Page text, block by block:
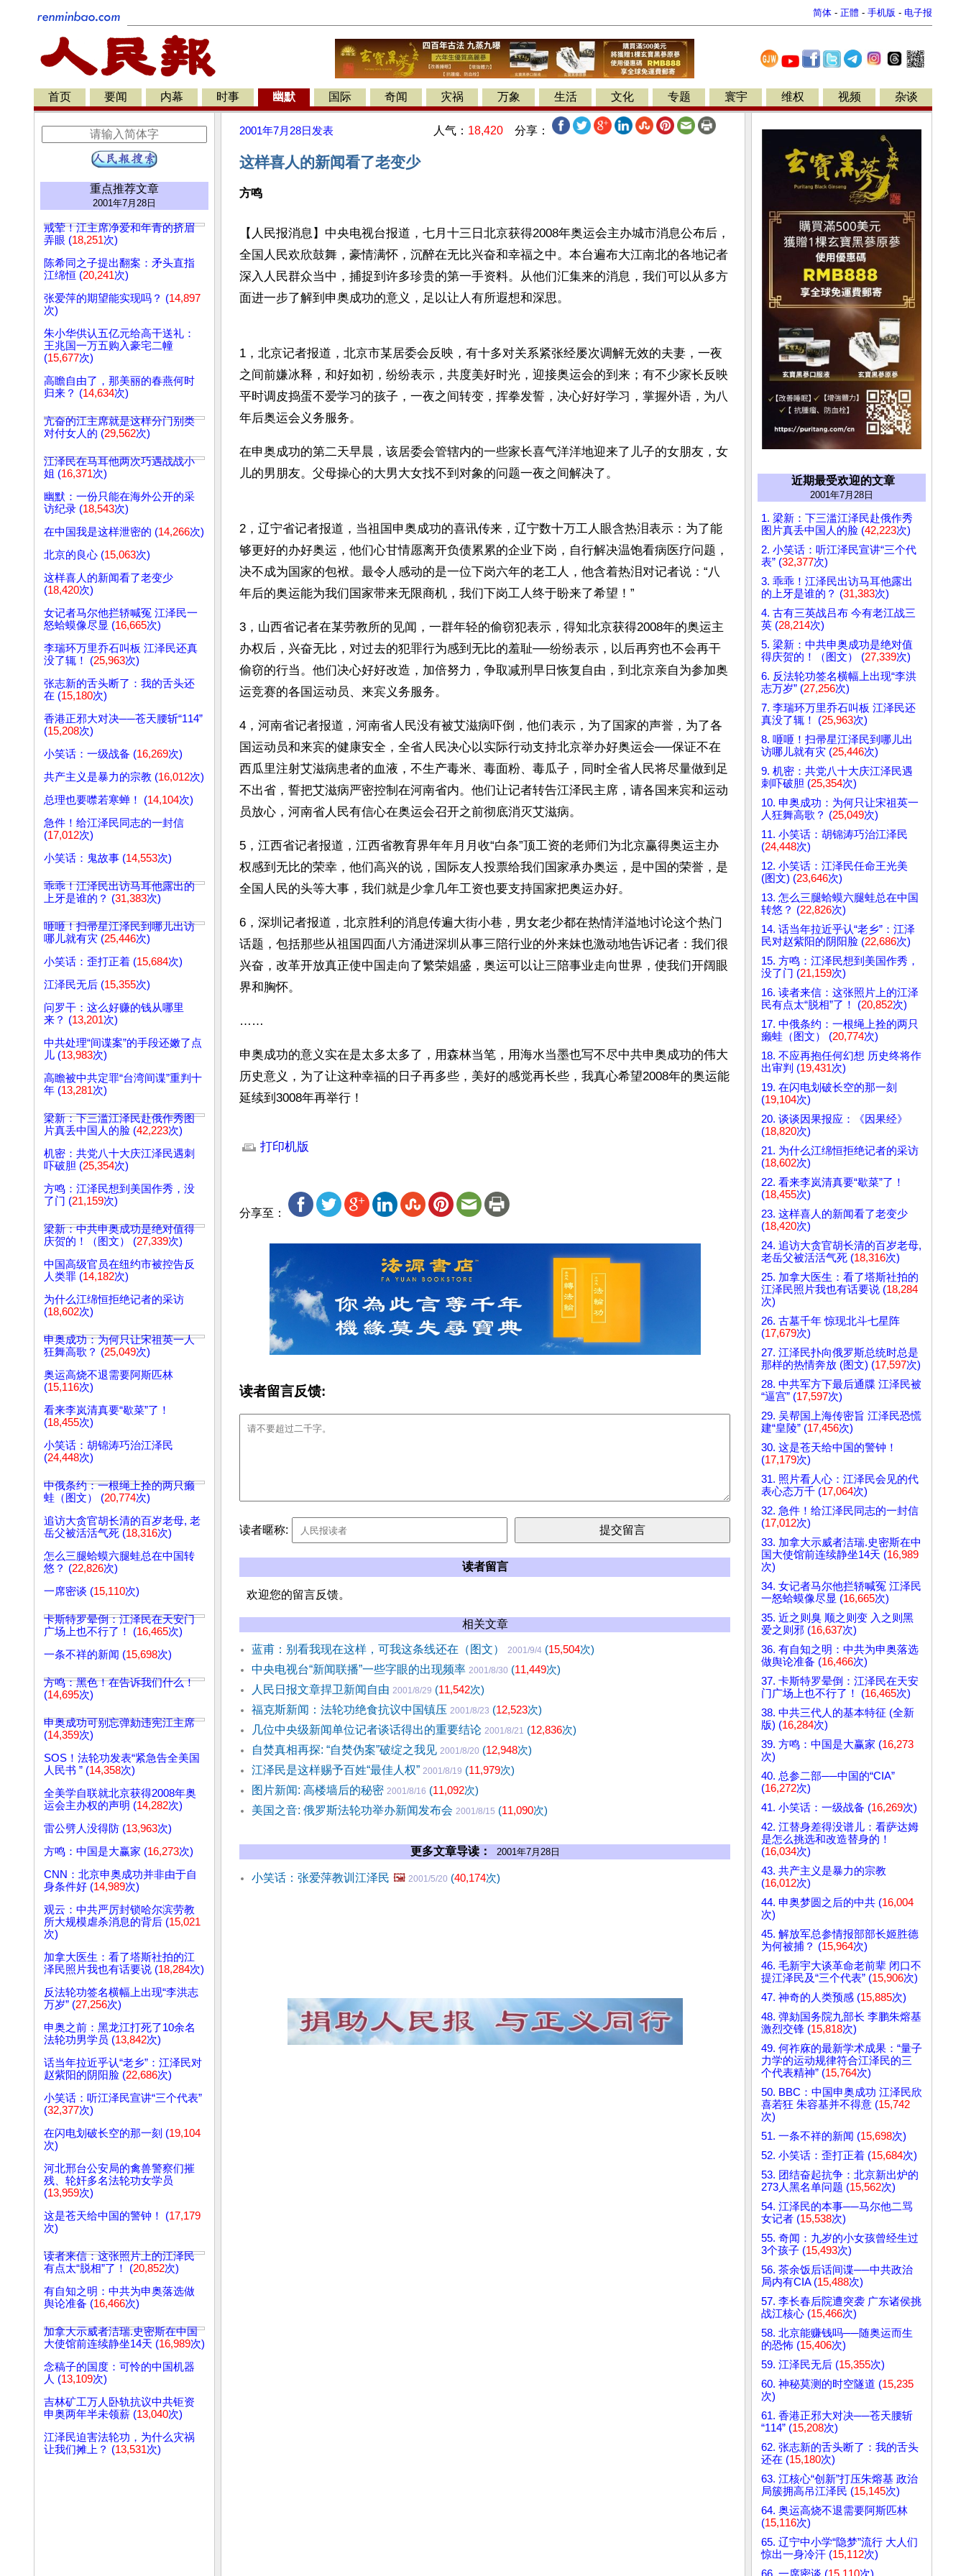
简体 - 正體 - 手机版 - 电子报
首页 要闻 内幕 时事 幽默 国际 奇闻 灾祸 万象 生活 文化 专题 寰宇 维权 视频 杂谈
重点推荐文章
2001年7月28日
戒荤！江主席净爱和年青的挤眉
弄眼 (18,251次)
陈希同之子提出翻案：矛头直指
江绵恒 (20,241次)
张爱萍的期望能实现吗？ (14,897
次)
朱小华供认五亿元给高干送礼：
王兆国一万五购入豪宅二幢
(15,677次)
高瞻自由了，那美丽的春燕何时
归来？ (14,634次)
亢奋的江主席就是这样分门别类
对付女人的 (29,562次)
江泽民在马耳他两次巧遇战战小
姐 (16,371次)
幽默：一份只能在海外公开的采
访纪录 (18,543次)
在中国我是这样泄密的 (14,266次)
北京的良心 (15,063次)
这样喜人的新闻看了老变少
(18,420次)
女记者马尔他拦轿喊冤 江泽民一
怒蛤蟆像尽显 (16,665次)
李瑞环万里乔石叫板 江泽民还真
没了辄！ (25,963次)
张志新的舌头断了：我的舌头还
在 (15,180次)
香港正邪大对决──苍天腰斩“114”
(15,208次)
小笑话：一级战备 (16,269次)
共产主义是暴力的宗教 (16,012次)
总理也要噤若寒蝉！ (14,104次)
急件！给江泽民同志的一封信
(17,012次)
小笑话：鬼故事 (14,553次)
乖乖！江泽民出访马耳他露出的
上牙是谁的？ (31,383次)
咂咂！扫帚星江泽民到哪儿出访
哪儿就有灾 (25,446次)
小笑话：歪打正着 (15,684次)
江泽民无后 (15,355次)
问罗干：这么好赚的钱从哪里
来？ (13,201次)
中共处理“间谍案”的手段还嫩了点
儿 (13,983次)
高瞻被中共定罪“台湾间谍”重判十
年 (13,281次)
梁新：下三滥江泽民赴俄作秀图
片真丢中国人的脸 (42,223次)
机密：共党八十大庆江泽民遇刺
吓破胆 (25,354次)
方鸣：江泽民想到美国作秀，没
了门 (21,159次)
梁新：中共申奥成功是绝对值得
庆贺的！（图文） (27,339次)
中国高级官员在纽约市被控告反
人类罪 (14,182次)
为什么江绵恒拒绝记者的采访
(18,602次)
申奥成功：为何只让宋祖英一人
狂舞高歌？ (25,049次)
奥运高烧不退需要阿斯匹林
(15,116次)
看来李岚清真要“歇菜”了！
(18,455次)
小笑话：胡锦涛巧治江泽民
(24,448次)
中俄条约：一根绳上拴的两只癞
蛙（图文） (20,774次)
追访大贪官胡长清的百岁老母, 老
岳父被活活气死 (18,316次)
怎么三腿蛤蟆六腿蛙总在中国转
悠？ (22,826次)
一席密谈 (15,110次)
卡斯特罗晕倒：江泽民在天安门
广场上也不行了！ (16,465次)
一条不祥的新闻 (15,698次)
方鸣：黑色！在告诉我们什么！
(14,695次)
申奥成功可别忘弹劾违宪江主席
(14,359次)
SOS！法轮功发表“紧急告全美国
人民书 ” (14,358次)
全美学自联就北京获得2008年奥
运会主办权的声明 (14,282次)
雷公劈人没得防 (13,963次)
方鸣：中国是大赢家 (16,273次)
CNN：北京申奥成功并非由于自
身条件好 (14,989次)
观云：中共严厉封锁哈尔滨劳教
所大规模虐杀消息的背后 (15,021
次)
加拿大医生：看了塔斯社拍的江
泽民照片我也有话要说 (18,284次)
反法轮功签名横幅上出现“李洪志
万岁” (27,256次)
申奥之前：黑龙江打死了10余名
法轮功男学员 (13,842次)
话当年拉近乎认“老乡”：江泽民对
赵紫阳的阴阳脸 (22,686次)
小笑话：听江泽民宣讲“三个代表”
(32,377次)
在闪电划破长空的那一刻 (19,104
次)
河北邢台公安局的禽兽警察们摧
残、轮奸多名法轮功女学员
(13,959次)
这是苍天给中国的警钟！ (17,179
次)
读者来信：这张照片上的江泽民
有点太“脱相”了！ (20,852次)
有自知之明：中共为申奥落选做
舆论准备 (16,466次)
加拿大示威者洁瑞.史密斯在中国
大使馆前连续静坐14天 (16,989次)
念稿子的国度：可怜的中国机器
人 (13,109次)
吉林矿工万人卧轨抗议中共钜资
申奥两年半未领薪 (13,040次)
江泽民迫害法轮功，为什么灾祸
让我们摊上？ (13,531次)
2001年7月28日 发表 人气： 18,420 分享：
这样喜人的新闻看了老变少
方鸣
【人民报消息】中央电视台报道，七月十三日北京获得2008年奥运会主办城市消息公布后，
全国人民欢欣鼓舞，豪情满怀，沉醉在无比兴奋和幸福之中。本台遍布大江南北的各地记者
深入人民群众当中，捕捉到许多珍贵的第一手资料。从他们汇集来的消息，我们可以从多方
面进一步了解到申奥成功的意义，足以让人有所遐想和深思。
1，北京记者报道，北京市某居委会反映，有十多对关系紧张经屡次调解无效的夫妻，一夜
之间前嫌冰释，和好如初，纷纷表示，共度美好时光，迎接奥运会的到来；有不少家长反映
平时调皮捣蛋不爱学习的孩子，一夜之间转变，挥拳发誓，决心好好学习，掌握外语，为八
年后奥运会义务服务。
在申奥成功的第二天早晨，该居委会管辖内的一些家长喜气洋洋地迎来了儿子的女朋友，女
儿的男朋友。父母操心的大男大女找不到对象的问题一夜之间解决了。
2，辽宁省记者报道，当祖国申奥成功的喜讯传来，辽宁数十万工人眼含热泪表示：为了能
够更好的办好奥运，他们心甘情愿离开负债累累的企业下岗，自行解决温饱看病医疗问题，
决不成为国家的包袱。最令人感动的是一位下岗六年的老工人，他含着热泪对记者说：“八
年后的奥运能为我们国家带来无限商机，我们下岗工人终于盼来了希望！”
3，山西省记者在某劳教所的见闻，一群年轻的偷窃犯表示，得知北京获得2008年的奥运主
办权后，兴奋无比，对过去的犯罪行为感到无比的羞耻──纷纷表示，以后再穷也不会再干
偷窃的行当。他们决心好好改造，加倍努力，争取减刑早日恢复自由，到北京亲自为参加奥
运竞赛的各国运动员、来宾义务服务。
4，河南省记者报道，河南省人民没有被艾滋病吓倒，他们表示，为了国家的声誉，为了各
国运动员和来宾的健康安全，全省人民决心以实际行动支持北京举办好奥运会──保证不在
西瓜里注射艾滋病患者的血液，不生产毒米、毒面粉、毒瓜子，同时全省人民将尽量做到足
不出省，誓把艾滋病严密控制在河南省内。他们让记者转告江泽民主席，请各国来宾和运动
员放心，河南省人民有信心在奥运会召开之前彻底消灭艾滋病。
5，江西省记者报道，江西省教育界年年月月收“白条”顶工资的老师们为北京赢得奥运主办
权感到无比的荣幸，他们高兴的说，国际友人投票给我们国家承办奥运，是中国的荣誉，是
全国人民的头等大事，我们就是少拿几年工资也要支持国家把奥运办好。
6，深圳记者报道，北京胜利的消息传遍大街小巷，男女老少都在热情洋溢地讨论这个热门
话题，包括那些从祖国四面八方涌进深圳从事三陪行业的外来妹也激动地告诉记者：我们很
兴奋，改革开放真正使中国走向了繁荣娼盛，奥运可以让三陪事业走向世界，使我们开阔眼
界和胸怀。
……
申奥成功的意义实在是太多太多了，用森林当笔，用海水当墨也写不尽中共申奥成功的伟大
历史意义，为了让这种幸福的日子再多些，美好的感觉再长些，我真心希望2008年的奥运能
延续到3008年再举行！
打印机版
分享至：
读者留言反馈:
读者暱称:
读者留言
欢迎您的留言反馈。
相关文章
蓝甫：别看我现在这样，可我这条线还在（图文） 2001/9/4 (15,504次)
中央电视台“新闻联播”一些字眼的出现频率 2001/8/30 (11,449次)
人民日报文章捍卫新闻自由 2001/8/29 (11,542次)
福克斯新闻：法轮功绝食抗议中国镇压 2001/8/23 (12,523次)
几位中央级新闻单位记者谈话得出的重要结论 2001/8/21 (12,836次)
自焚真相再探: “自焚伪案”破绽之我见 2001/8/20 (12,948次)
江泽民是这样赐予百姓“最佳人权” 2001/8/19 (11,979次)
图片新闻: 高楼墙后的秘密 2001/8/16 (11,092次)
美国之音: 俄罗斯法轮功举办新闻发布会 2001/8/15 (11,090次)
更多文章导读： 2001年7月28日
小笑话：张爱萍教训江泽民 🖼️ 2001/5/20 (40,174次)
近期最受欢迎的文章
2001年7月28日
1. 梁新：下三滥江泽民赴俄作秀
图片真丢中国人的脸 (42,223次)
2. 小笑话：听江泽民宣讲“三个代
表” (32,377次)
3. 乖乖！江泽民出访马耳他露出
的上牙是谁的？ (31,383次)
4. 古有三英战吕布 今有老江战三
英 (28,214次)
5. 梁新：中共申奥成功是绝对值
得庆贺的！（图文） (27,339次)
6. 反法轮功签名横幅上出现“李洪
志万岁” (27,256次)
7. 李瑞环万里乔石叫板 江泽民还
真没了辄！ (25,963次)
8. 咂咂！扫帚星江泽民到哪儿出
访哪儿就有灾 (25,446次)
9. 机密：共党八十大庆江泽民遇
刺吓破胆 (25,354次)
10. 申奥成功：为何只让宋祖英一
人狂舞高歌？ (25,049次)
11. 小笑话：胡锦涛巧治江泽民
(24,448次)
12. 小笑话：江泽民任命王光美
(图文) (23,646次)
13. 怎么三腿蛤蟆六腿蛙总在中国
转悠？ (22,826次)
14. 话当年拉近乎认“老乡”：江泽
民对赵紫阳的阴阳脸 (22,686次)
15. 方鸣：江泽民想到美国作秀，
没了门 (21,159次)
16. 读者来信：这张照片上的江泽
民有点太“脱相”了！ (20,852次)
17. 中俄条约：一根绳上拴的两只
癞蛙（图文） (20,774次)
18. 不应再抱任何幻想 历史终将作
出审判 (19,431次)
19. 在闪电划破长空的那一刻
(19,104次)
20. 谈谈因果报应：《因果经》
(18,820次)
21. 为什么江绵恒拒绝记者的采访
(18,602次)
22. 看来李岚清真要“歇菜”了！
(18,455次)
23. 这样喜人的新闻看了老变少
(18,420次)
24. 追访大贪官胡长清的百岁老母,
老岳父被活活气死 (18,316次)
25. 加拿大医生：看了塔斯社拍的
江泽民照片我也有话要说 (18,284
次)
26. 古墓千年 惊现北斗七星阵
(17,679次)
27. 江泽民扑向俄罗斯总统时总是
那样的热情奔放 (图文) (17,597次)
28. 中共军方下最后通牒 江泽民被
“逼宫” (17,597次)
29. 吴帮国上海传密旨 江泽民恐慌
建“皇陵” (17,456次)
30. 这是苍天给中国的警钟！
(17,179次)
31. 照片看人心：江泽民会见的代
表心态万千 (17,064次)
32. 急件！给江泽民同志的一封信
(17,012次)
33. 加拿大示威者洁瑞.史密斯在中
国大使馆前连续静坐14天 (16,989
次)
34. 女记者马尔他拦轿喊冤 江泽民
一怒蛤蟆像尽显 (16,665次)
35. 近之则臭 顺之则变 入之则黑
爱之则邪 (16,637次)
36. 有自知之明：中共为申奥落选
做舆论准备 (16,466次)
37. 卡斯特罗晕倒：江泽民在天安
门广场上也不行了！ (16,465次)
38. 中共三代人的基本特征 (全新
版) (16,284次)
39. 方鸣：中国是大赢家 (16,273
次)
40. 总参二部──中国的“CIA”
(16,272次)
41. 小笑话：一级战备 (16,269次)
42. 江替身差得没谱儿：看萨达姆
是怎么挑选和改造替身的！
(16,034次)
43. 共产主义是暴力的宗教
(16,012次)
44. 申奥梦圆之后的中共 (16,004
次)
45. 解放军总参情报部部长姬胜德
为何被捕？ (15,964次)
46. 毛新宇大谈革命老前辈 闭口不
提江泽民及“三个代表” (15,906次)
47. 神奇的人类预感 (15,885次)
48. 弹劾国务院九部长 李鹏朱熔基
激烈交锋 (15,818次)
49. 何祚庥的最新学术成果：“量子
力学的运动规律符合江泽民的三
个代表精神” (15,764次)
50. BBC：中国申奥成功 江泽民欣
喜若狂 朱容基并不得意 (15,742
次)
51. 一条不祥的新闻 (15,698次)
52. 小笑话：歪打正着 (15,684次)
53. 团结奋起抗争：北京新出炉的
273人黑名单问题 (15,562次)
54. 江泽民的本事──马尔他二骂
女记者 (15,538次)
55. 奇闻：九岁的小女孩曾经生过
3个孩子 (15,493次)
56. 茶余饭后话间谍──中共政治
局内有CIA (15,488次)
57. 李长春后院遭突袭 广东诸侯挑
战江核心 (15,466次)
58. 北京能赚钱吗──随奥运而生
的恐怖 (15,406次)
59. 江泽民无后 (15,355次)
60. 神秘莫测的时空隧道 (15,235
次)
61. 香港正邪大对决──苍天腰斩
“114” (15,208次)
62. 张志新的舌头断了：我的舌头
还在 (15,180次)
63. 江核心“创新”打压朱熔基 政治
局簇拥高吊江泽民 (15,145次)
64. 奥运高烧不退需要阿斯匹林
(15,116次)
65. 辽宁中小学“隐梦”流行 大人们
惊出一身冷汗 (15,112次)
66. 一席密谈 (15,110次)